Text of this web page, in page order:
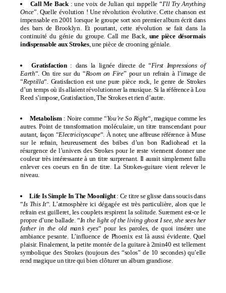
Call Me Back : une voix de Julian qui rappelle “I’ll Try Anything
Once”. Quelle évolution ! Une révolution évolutive. Cette chanson est
impensable en 2001 lorsque le groupe sort son premier album écrit dans
des bars de Brooklyn. Et pourtant, cette révolution se fait dans la
continuité du génie du groupe. Call me Back,une pièce désormais
indispensable aux Strokes, une pièce de crooning géniale.
Gratisfaction: dans la lignée directe de “First Impressions of
Earth“. On tire sur du “Room on Fire” pour un refrain à l’image de
“Reptilla“. Gratisfaction est une pure pièce rock, le genre de Strokes
d’un temps où ils allaient révolutionner la musique. Si la référence à Lou
Reed s’impose, Gratisfaction, The Strokes et rien d’autre.
Metabolism: Noire comme “You’re So Right“, magique comme les
autres. Point de transformation moléculaire, un titre transcendant pour
autant, façon “Electricityscape“. À noter, une affreuse référence à Muse
sur le refrain, heureusement des bribes d’un bon Radiohead et la
résurgence de l’univers des Strokes pour le reste viennent donner une
couleur très intéressante à un titre surprenant. Il aurait simplement fallu
enlever ces coeurs en fin de titre. La Strokes-guitare vient relever le
niveau.
Life Is Simple In The Moonlight : Ce titre se glisse dans soucis dans
“Is This It“. L’atmosphère ici dégagée est très particulière, alors que le
refrain est guilleret, les couplets respirent la solitude. Surement est-ce le
propre d’une ballade. “In the light of the living ghost I see, she sees her
father in the old man’s eyes“ pour les paroles, de quoi insérer une
ambiance pesante. L’influence de Phoenix est là aussi évidente. Quel
plaisir. Finalement, la petite montée de la guitare à 2min40 est tellement
symbolique des Strokes (toujours des “solos” de 10 secondes) qu’elle
rend magique un titre qui bien clôturer un album grandiose.